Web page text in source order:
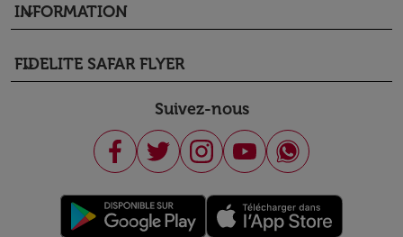
INFORMATION
keyboard_arrow_down
FIDELITE SAFAR FLYER
keyboard_arrow_down
Suivez-nous